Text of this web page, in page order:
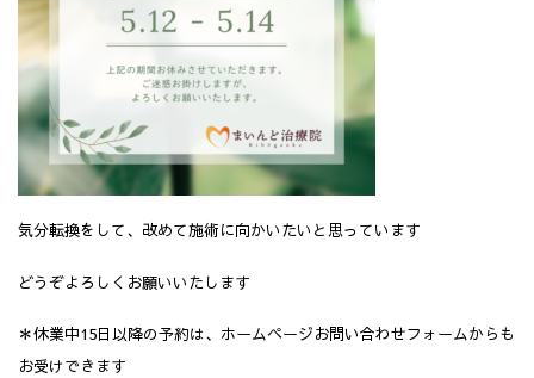
気分転換をして、改めて施術に向かいたいと思っています
どうぞよろしくお願いいたします
＊休業中15日以降の予約は、ホームページお問い合わせフォームからも
お受けできます